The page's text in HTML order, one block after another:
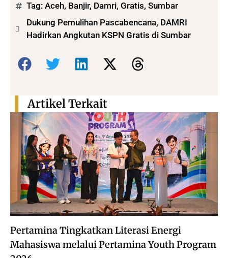
Tag: Aceh, Banjir, Damri, Gratis, Sumbar
Dukung Pemulihan Pascabencana, DAMRI
Hadirkan Angkutan KSPN Gratis di Sumbar
Bagikan:
Pertamina Tingkatkan Literasi Energi
Mahasiswa melalui Pertamina Youth Program
Artikel Terkait